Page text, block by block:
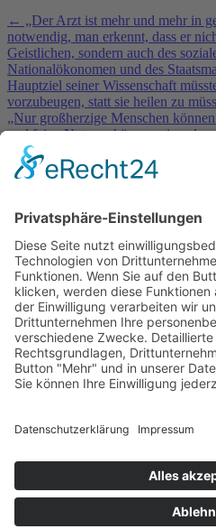
Weitere
inspirierende
Zitate
zum
Nachdenken
← „Der Arzt ist mehr und mehr in
notwendig, man erkennt, dass er
Geistlichen, sondern auch des
Nationalökonomen und des
Hauptziel seiner Wissenschaft
vorzubeugen, statt sie heilen zu
„Nur großherzige Menschen
und feige Naturen können niemals
bedeutet.“
Service & Kontakt
Welt-der-Zitate.com
Über unsere Zitate Sammlung
Datenschutz
Social Media Police
Impressum
Schöne Sprüche
Beliebte Themen
Berühmte Personen Aphorismen